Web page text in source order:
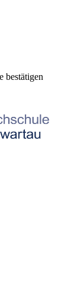
bestätigen